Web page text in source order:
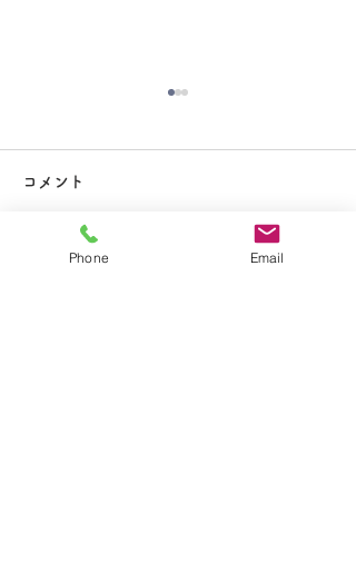
夏休み期間中のお知らせ
コメント
コメントを追加…
Phone Email